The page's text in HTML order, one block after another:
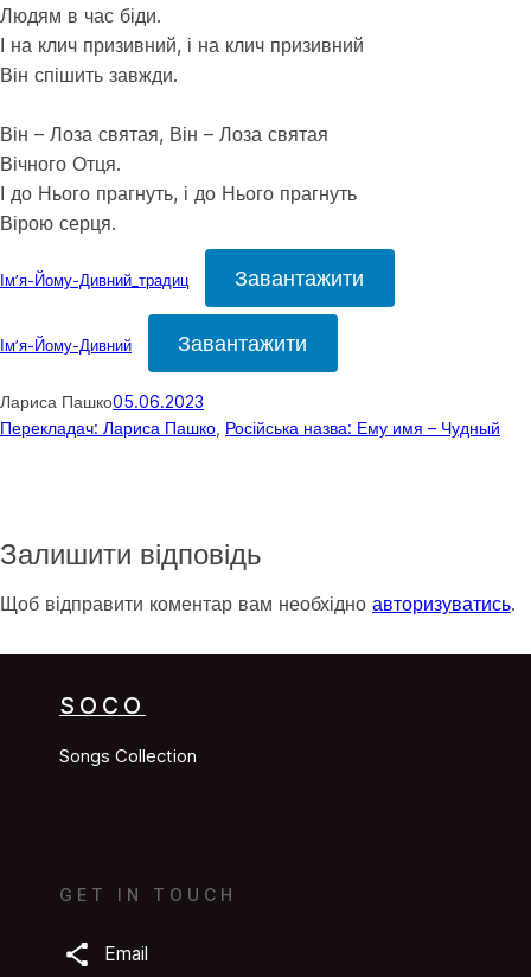
Людям в час біди.
І на клич призивний, і на клич призивний
Він спішить завжди.
Він – Лоза святая, Він – Лоза святая
Вічного Отця.
І до Нього прагнуть, і до Нього прагнуть
Вірою серця.
Імʼя-Йому-Дивний_традиц Завантажити
Імʼя-Йому-Дивний Завантажити
Лариса Пашко05.06.2023
Перекладач: Лариса Пашко Російська назва: Ему имя – Чудный
Залишити відповідь
Щоб відправити коментар вам необхідно авторизуватись.
SOCO
Songs Collection
GET IN TOUCH
Email